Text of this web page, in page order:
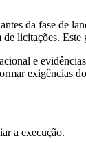
da fase de
licitações.
e
exigências
a execução.